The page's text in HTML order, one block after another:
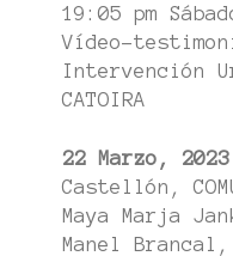
19:05 pm
Vídeo-
Intervención
CATOIRA
22 Marzo, 2023
Castellón,
Maya Marja
Manel Brancal,